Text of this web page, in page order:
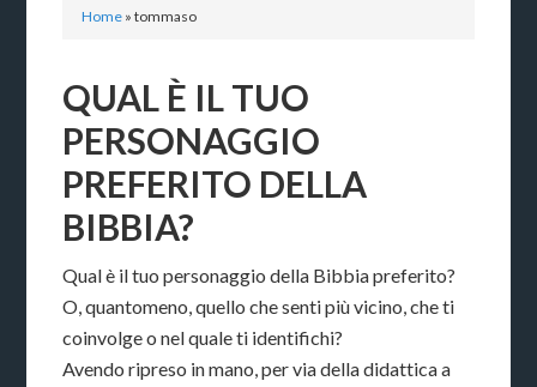
Home »tommaso
QUAL È IL TUO
PERSONAGGIO
PREFERITO DELLA
BIBBIA?
Qual è il tuo personaggio della Bibbia preferito?
O, quantomeno, quello che senti più vicino, che ti
coinvolge o nel quale ti identifichi?
Avendo ripreso in mano, per via della didattica a